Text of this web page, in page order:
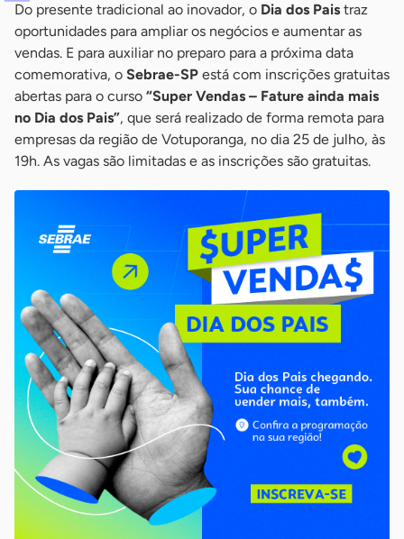
Do presente tradicional ao inovador, o Dia dos Pais traz
oportunidades para ampliar os negócios e aumentar as
vendas. E para auxiliar no preparo para a próxima data
comemorativa, o Sebrae-SP está com inscrições gratuitas
abertas para o curso “Super Vendas – Fature ainda mais
no Dia dos Pais”, que será realizado de forma remota para
empresas da região de Votuporanga, no dia 25 de julho, às
19h. As vagas são limitadas e as inscrições são gratuitas.